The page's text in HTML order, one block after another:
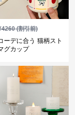
4260(割引前)
ーデに合う 猫柄スト
グカップ